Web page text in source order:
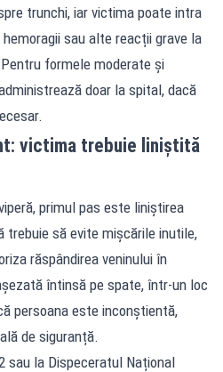
trunchi, iar victima poate intra
sau alte reacții grave la
formele moderate și
doar la spital, dacă
victima trebuie liniștită
primul pas este liniștirea
trebuie să evite mișcările inutile,
răspândirea veninului în
întinsă pe spate, într-un loc
persoana este inconștientă,
de siguranță.
sau la Dispeceratul Național